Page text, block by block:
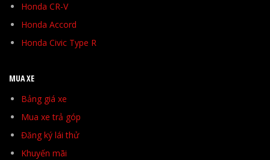
Honda CR-V
Honda Accord
Honda Civic Type R
MUA XE
Bảng giá xe
Mua xe trả góp
Đăng ký lái thử
Khuyến mãi